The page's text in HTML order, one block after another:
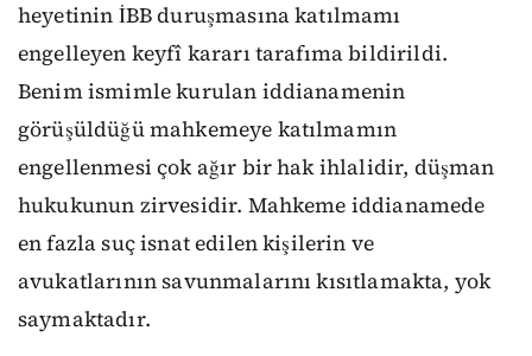
heyetinin İBB duruşmasına katılmamı
engelleyen keyfî kararı tarafıma bildirildi.
Benim ismimle kurulan iddianamenin
görüşüldüğü mahkemeye katılmamın
engellenmesi çok ağır bir hak ihlalidir, düşman
hukukunun zirvesidir. Mahkeme iddianamede
en fazla suç isnat edilen kişilerin ve
avukatlarının savunmalarını kısıtlamakta, yok
saymaktadır.